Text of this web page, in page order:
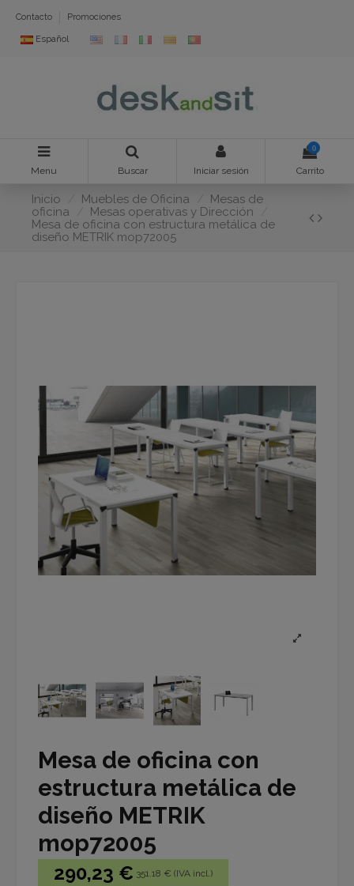
Contacto Promociones
Español
Menu Buscar Iniciar sesión
0
Carrito
Inicio Muebles de Oficina
Mesas de
oficina
Mesas operativas y Dirección
Mesa de oficina con estructura metálica de
diseño METRIK mop72005
Mesa de oficina con
estructura metálica de
diseño METRIK
mop72005
290,23 € 351.18 € (IVA incl.)